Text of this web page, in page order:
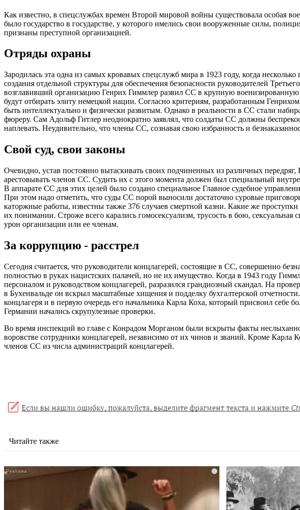
Как известно, в спецслужбах времен Второй мировой войны существовала особая
было государство в государстве, у которого имелись свои вооруженные силы,
признаны преступной организацией.
Отряды охраны
Зародилась эта одна из самых кровавых спецслужб мира в 1923 году, когда
создания отдельной структуры для обеспечения безопасности руководителей
возглавивший организацию Генрих Гиммлер развил СС в крупную военизированную
будут отбирать элиту немецкой нации. Согласно критериям, разработанным
быть интеллектуально и физически развитым. Однако в реальности в СС стали
фюреру. Сам Адольф Гитлер неоднократно заявлял, что солдаты СС должны
наплевать. Неудивительно, что члены СС, сознавая свою избранность и
Свой суд, свои законы
Очевидно, устав постоянно вытаскивать своих подчиненных из различных
арестовывать членов СС. Судить их с этого момента должен был специальный
В аппарате СС для этих целей было создано специальное Главное судебное
При этом надо отметить, что суды СС порой выносили достаточно суровые
каторжные работы, известны также 376 случаев смертной казни. Какие же
их понимании. Строже всего карались гомосексуализм, трусость в бою,
урон организации или ее членам.
За коррупцию - расстрел
Сегодня считается, что руководители концлагерей, состоящие в СС, совершенно
полностью в руках нацистских палачей, но не их имущество. Когда в 1943 году
персоналом и руководством концлагерей, разразился грандиозный скандал. На
в Бухенвальде он вскрыл масштабные хищения и подделку бухгалтерской
концлагеря и в первую очередь его начальника Карла Коха, который присвоил себе
Германии начались скрупулезные проверки.
Во время инспекций во главе с Конрадом Морганом были вскрыты факты
воровстве сотрудники концлагерей, независимо от их чинов и званий. Кроме
членов СС из числа администраций концлагерей.
Читайте также
i